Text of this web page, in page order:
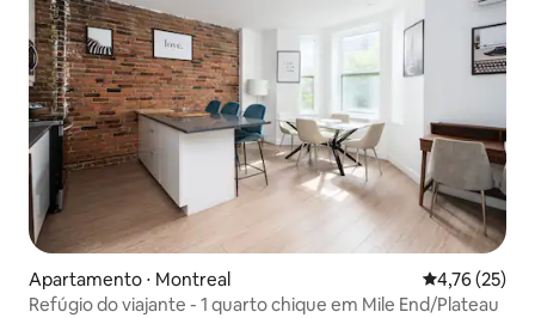
Apartamento ⋅ Montreal 4,76 de uma
4,76 (25)
Refúgio do viajante - 1 quarto chique em Mile End/Plateau